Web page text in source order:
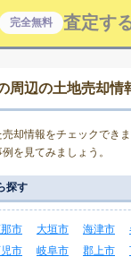
完全無料 査定す
周辺の土地売却情
却情報をチェックでき
を見てみましょう。
探す
市 大垣市 海津市
市
岐阜市 郡上市